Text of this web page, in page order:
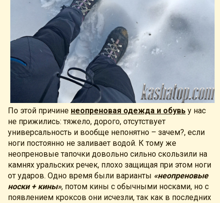
По этой причине неопреновая одежда и обувь у нас
не прижились: тяжело, дорого, отсутствует
универсальность и вообще непонятно – зачем?, если
ноги постоянно не заливает водой. К тому же
неопреновые тапочки довольно сильно скользили на
камнях уральских речек, плохо защищая при этом ноги
от ударов. Одно время были варианты «неопреновые
носки + кины», потом кины с обычными носками, но с
появлением кроксов они исчезли, так как в последних